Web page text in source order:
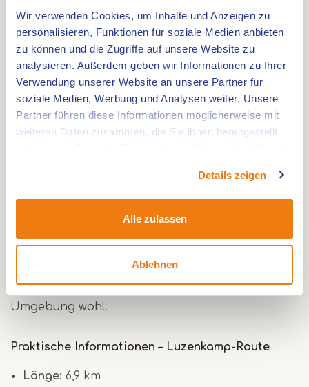
Wir verwenden Cookies, um Inhalte und Anzeigen zu
personalisieren, Funktionen für soziale Medien anbieten
zu können und die Zugriffe auf unsere Website zu
analysieren. Außerdem geben wir Informationen zu Ihrer
Verwendung unserer Website an unsere Partner für
soziale Medien, Werbung und Analysen weiter. Unsere
Partner führen diese Informationen möglicherweise mit
weiteren Daten zusammen, die Sie ihnen bereitgestellt
haben oder die sie im Rahmen Ihrer Nutzung der Dienste
Details zeigen
Alle zulassen
Ablehnen
Heideflächen und schattigen Wäldern. Die
Sandhügel verleihen der Route ihren besonderen
Charakter. Kleine Tümpel und Senken sorgen für
zusätzliche Vielfalt entlang des Weges.
Das Gebiet ist nicht nur schön anzusehen,
sondern auch überlebenswichtig für Tiere. Die
können. Mit etwas Glück entdecken Sie Spuren
wie Pfotenabdrücke oder Wühlstellen. Auch Vögel
und Kleinsäuger fühlen sich in dieser vielfältigen
Umgebung wohl.
Praktische Informationen – Luzenkamp-Route
Länge: 6,9 km